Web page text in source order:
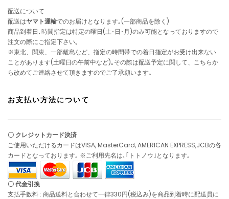
配送について
配送はヤマト運輸でのお届けとなります｡(一部商品を除く)
商品到着日､時間指定は特定の曜日(土･日･月)のみ可能となっておりますので
注文の際にご指定下さい｡
※東北、関東、一部離島など、指定の時間帯での着日指定がお受け出来ない
ことがあります(土曜日の午前中など)｡その際は配送予定に関して、こちらか
ら改めてご連絡させて頂きますのでご了承願います｡
お支払い方法について
〇 クレジットカード決済
ご使用いただけるカードはVISA, MasterCard, AMERICAN EXPRESS,JCBの各
カードとなっております｡ ※ご利用先名は､｢トトノウ｣となります｡
〇 代金引換
支払手数料 : 商品送料と合わせて一律330円(税込み)を商品到着時に配送員に